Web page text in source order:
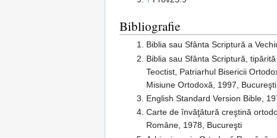
Bibliografie
Biblia sau Sfânta Scriptură a
Biblia sau Sfânta Scriptură,
Teoctist, Patriarhul Bisericii
Misiune Ortodoxă, 1997,
English Standard Version Bible,
Carte de învăţătură creştină
Române, 1978, Bucureşti